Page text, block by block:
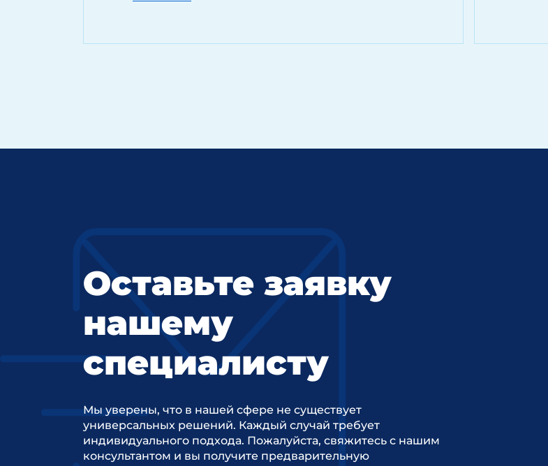
Оставьте заявку
нашему
специалисту
Мы уверены, что в нашей сфере не существует
универсальных решений. Каждый случай требует
индивидуального подхода. Пожалуйста, свяжитесь с нашим
консультантом и вы получите предварительную